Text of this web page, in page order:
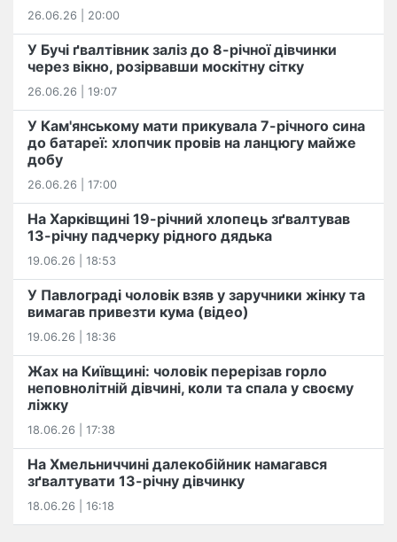
26.06.26 | 20:00
У Бучі ґвалтівник заліз до 8-річної дівчинки
через вікно, розірвавши москітну сітку
26.06.26 | 19:07
У Кам'янському мати прикувала 7-річного сина
до батареї: хлопчик провів на ланцюгу майже
добу
26.06.26 | 17:00
На Харківщині 19-річний хлопець​ ️зґвалтував
13-річну падчерку рідного дядька
19.06.26 | 18:53
У Павлограді чоловік взяв у заручники жінку та
вимагав привезти кума (відео)
19.06.26 | 18:36
Жах на Київщині: чоловік перерізав горло
неповнолітній дівчині, коли та спала у своєму
ліжку
18.06.26 | 17:38
На Хмельниччині далекобійник намагався
зґвалтувати 13-річну дівчинку
18.06.26 | 16:18